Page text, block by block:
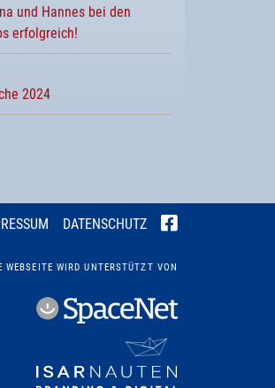
und Hannes bei den
erfolgreich!
2024
DATENSCHUTZ
WEBSEITE WIRD UNTERSTÜTZT VON